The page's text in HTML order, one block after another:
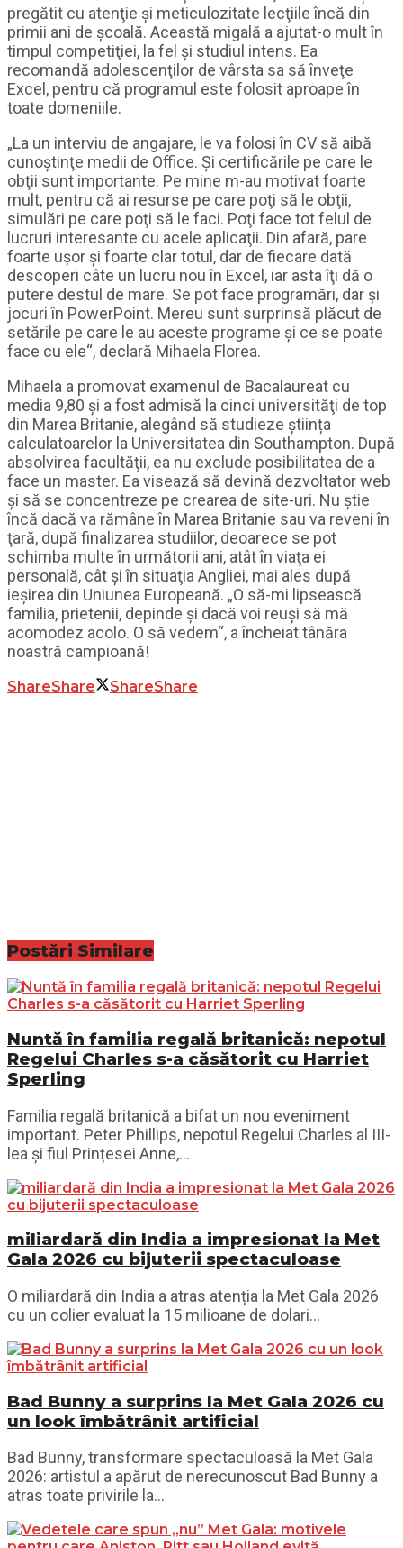
pregătit cu atenţie şi meticulozitate lecţiile încă din
primii ani de şcoală. Această migală a ajutat-o mult în
timpul competiţiei, la fel şi studiul intens. Ea
recomandă adolescenţilor de vârsta sa să înveţe
Excel, pentru că programul este folosit aproape în
toate domeniile.
„La un interviu de angajare, le va folosi în CV să aibă
cunoştinţe medii de Office. Şi certificările pe care le
obţii sunt importante. Pe mine m-au motivat foarte
mult, pentru că ai resurse pe care poţi să le obţii,
simulări pe care poţi să le faci. Poţi face tot felul de
lucruri interesante cu acele aplicaţii. Din afară, pare
foarte uşor şi foarte clar totul, dar de fiecare dată
descoperi câte un lucru nou în Excel, iar asta îţi dă o
putere destul de mare. Se pot face programări, dar şi
jocuri în PowerPoint. Mereu sunt surprinsă plăcut de
setările pe care le au aceste programe şi ce se poate
face cu ele“, declară Mihaela Florea.
Mihaela a promovat examenul de Bacalaureat cu
media 9,80 şi a fost admisă la cinci universităţi de top
din Marea Britanie, alegând să studieze știința
calculatoarelor la Universitatea din Southampton. După
absolvirea facultăţii, ea nu exclude posibilitatea de a
face un master. Ea visează să devină dezvoltator web
şi să se concentreze pe crearea de site-uri. Nu ştie
încă dacă va rămâne în Marea Britanie sau va reveni în
ţară, după finalizarea studiilor, deoarece se pot
schimba multe în următorii ani, atât în viaţa ei
personală, cât şi în situaţia Angliei, mai ales după
ieşirea din Uniunea Europeană. „O să-mi lipsească
familia, prietenii, depinde şi dacă voi reuşi să mă
acomodez acolo. O să vedem“, a încheiat tânăra
noastră campioană!
ShareShare ShareShare
Postări Similare
Nuntă în familia regală britanică: nepotul
Regelui Charles s-a căsătorit cu Harriet
Sperling
Familia regală britanică a bifat un nou eveniment
important. Peter Phillips, nepotul Regelui Charles al III-
lea și fiul Prințesei Anne,...
miliardară din India a impresionat la Met
Gala 2026 cu bijuterii spectaculoase
O miliardară din India a atras atenția la Met Gala 2026
cu un colier evaluat la 15 milioane de dolari...
Bad Bunny a surprins la Met Gala 2026 cu
un look îmbătrânit artificial
Bad Bunny, transformare spectaculoasă la Met Gala
2026: artistul a apărut de nerecunoscut Bad Bunny a
atras toate privirile la...